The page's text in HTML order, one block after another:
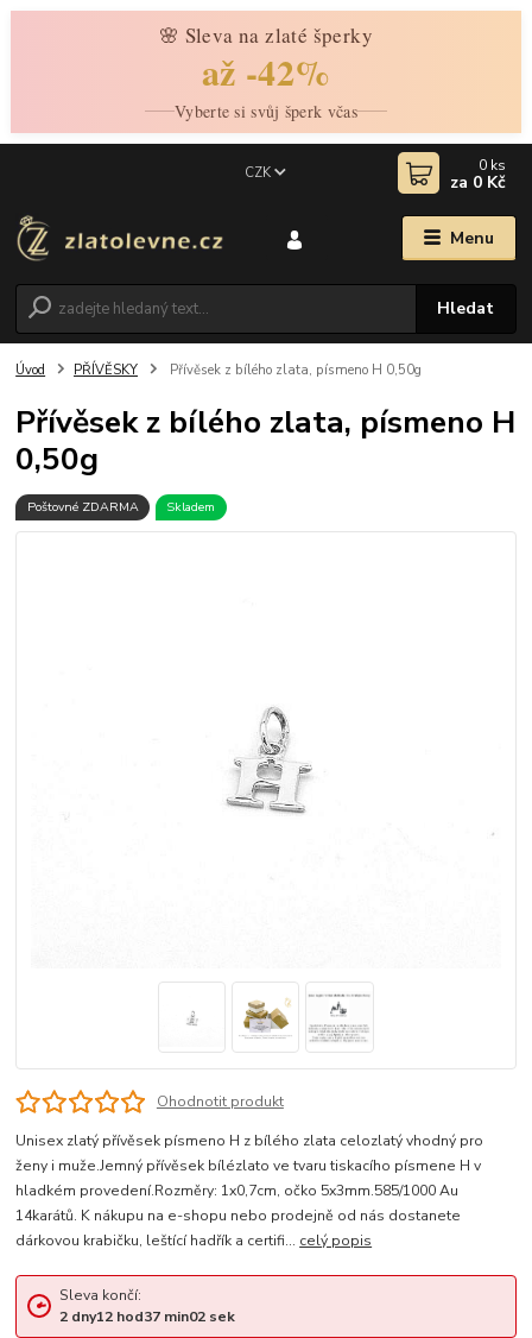
🌸 Sleva na zlaté šperky
až -42%
Vyberte si svůj šperk včas
Menu
CZK
Hledat
0 ks
za 0 Kč
Úvod PŘÍVĚSKY Přívěsek z bílého zlata, písmeno H 0,50g
Přívěsek z bílého zlata, písmeno H
0,50g
Poštovné ZDARMA Skladem
Ohodnotit produkt
Unisex zlatý přívěsek písmeno H z bílého zlata celozlatý vhodný pro
ženy i muže.Jemný přívěsek bílézlato ve tvaru tiskacího písmene H v
hladkém provedení.Rozměry: 1x0,7cm, očko 5x3mm.585/1000 Au
14karátů. K nákupu na e-shopu nebo prodejně od nás dostanete
dárkovou krabičku, leštící hadřík a certifi... celý popis
Sleva končí:
2 dny12hod37min02sek